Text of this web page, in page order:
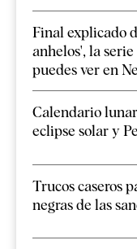
Final explicado
anhelos', la
puedes ver en
Calendario
eclipse solar y
Trucos caseros
negras de las